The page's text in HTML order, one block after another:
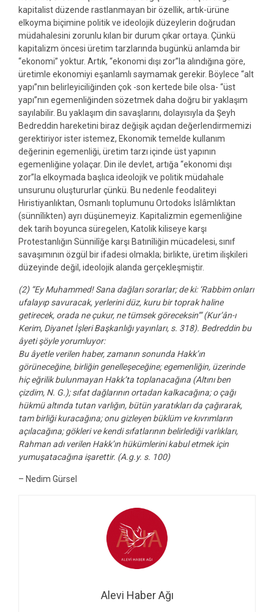
kapitalist düzende rastlanmayan bir özellik, artık-ürüne
elkoyma biçimine politik ve ideolojik düzeylerin doğrudan
müdahalesini zorunlu kılan bir durum çıkar ortaya. Çünkü
kapitalizm öncesi üretim tarzlarında bugünkü anlamda bir
“ekonomi” yoktur. Artık, “ekonomi dışı zor”la alındığına göre,
üretimle ekonomiyi eşanlamlı saymamak gerekir. Böylece “alt
yapı”nın belirleyiciliğinden çok -son kertede bile olsa- “üst
yapı”nın egemenliğinden sözetmek daha doğru bir yaklaşım
sayılabilir. Bu yaklaşım din savaşlarını, dolayısıyla da Şeyh
Bedreddin hareketini biraz değişik açıdan değerlendirmemizi
gerektiriyor ister istemez, Ekonomik temelde kullanım
değerinin egemenliği, üretim tarzı içinde üst yapının
egemenliğine yolaçar. Din ile devlet, artığa “ekonomi dışı
zor”la elkoymada başlıca ideolojik ve politik müdahale
unsurunu oluştururlar çünkü. Bu nedenle feodaliteyi
Hıristiyanlıktan, Osmanlı toplumunu Ortodoks İslâmlıktan
(sünnîlikten) ayrı düşünemeyiz. Kapitalizmin egemenliğine
dek tarih boyunca süregelen, Katolik kiliseye karşı
Protestanlığın Sünnilîğe karşı Batınîliğin mücadelesi, sınıf
savaşımının özgül bir ifadesi olmakla; birlikte, üretim ilişkileri
düzeyinde değil, ideolojik alanda gerçekleşmiştir.
(2) “Ey Muhammed! Sana dağları sorarlar; de ki: ‘Rabbim onları
ufalayıp savuracak, yerlerini düz, kuru bir toprak haline
getirecek, orada ne çukur, ne tümsek göreceksin’” (Kur’ân-ı
Kerim, Diyanet İşleri Başkanlığı yayınları, s. 318). Bedreddin bu
âyeti şöyle yorumluyor:
Bu âyetle verilen haber, zamanın sonunda Hakk’ın
görüneceğine, birliğin genelleşeceğine; egemenliğin, üzerinde
hiç eğrilik bulunmayan Hakk’ta toplanacağına (Altını ben
çizdim, N. G.); sıfat dağlarının ortadan kalkacağına; o çağı
hükmü altında tutan varlığın, bütün yaratıkları da çağırarak,
tam birliği kuracağına; onu gizleyen büklüm ve kıvrımların
açılacağına; gökleri ve kendi sıfatlarının belirlediği varlıkları,
Rahman adı verilen Hakk’ın hükümlerini kabul etmek için
yumuşatacağına işarettir. (A.g.y. s. 100)
– Nedim Gürsel
Alevi Haber Ağı